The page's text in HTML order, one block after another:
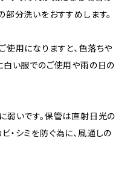
分洗いをおすすめします。
使用になりますと、色落ちや
白い服でのご使用や雨の日の
弱いです。保管は直射日光の
シミを防ぐ為に、風通しの